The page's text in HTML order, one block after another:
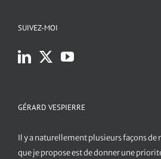
SUIVEZ-MOI
GÉRARD VESPIERRE
Il y a naturellement plusieurs façons de
que je propose est de donner une